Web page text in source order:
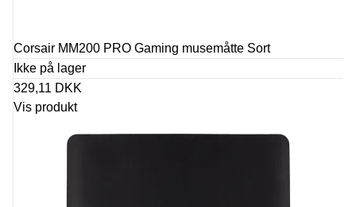
Corsair MM200 PRO Gaming musemåtte Sort
Ikke på lager
329,11 DKK
Vis produkt